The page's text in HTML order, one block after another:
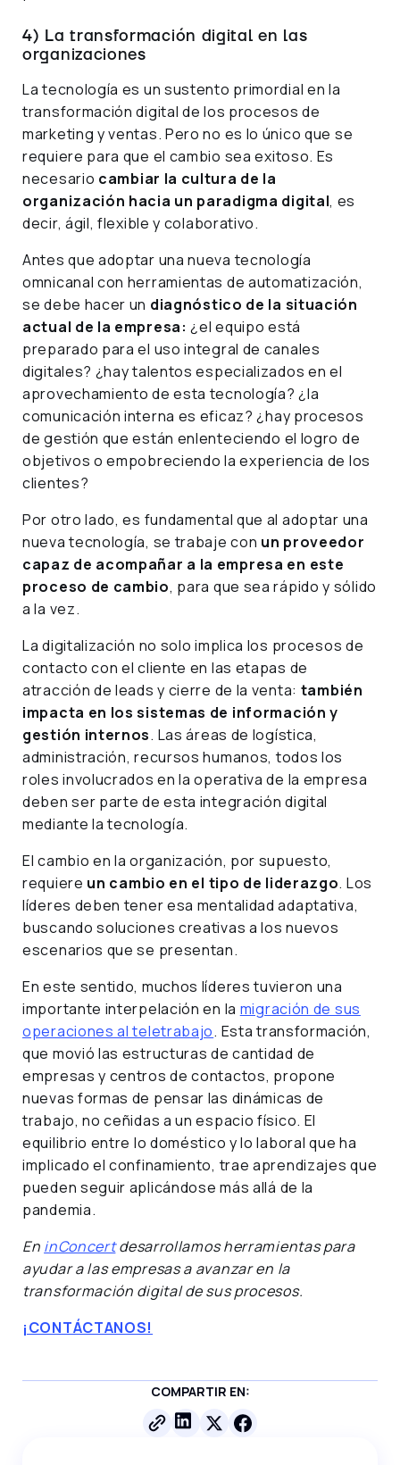
4) La transformación digital en las
organizaciones
La tecnología es un sustento primordial en la
transformación digital de los procesos de
marketing y ventas. Pero no es lo único que se
requiere para que el cambio sea exitoso. Es
necesario cambiar la cultura de la
organización hacia un paradigma digital, es
decir, ágil, flexible y colaborativo.
Antes que adoptar una nueva tecnología
omnicanal con herramientas de automatización,
se debe hacer un diagnóstico de la situación
actual de la empresa: ¿el equipo está
preparado para el uso integral de canales
digitales? ¿hay talentos especializados en el
aprovechamiento de esta tecnología? ¿la
comunicación interna es eficaz? ¿hay procesos
de gestión que están enlenteciendo el logro de
objetivos o empobreciendo la experiencia de los
clientes?
Por otro lado, es fundamental que al adoptar una
nueva tecnología, se trabaje con un proveedor
capaz de acompañar a la empresa en este
proceso de cambio, para que sea rápido y sólido
a la vez.
La digitalización no solo implica los procesos de
contacto con el cliente en las etapas de
atracción de leads y cierre de la venta: también
impacta en los sistemas de información y
gestión internos. Las áreas de logística,
administración, recursos humanos, todos los
roles involucrados en la operativa de la empresa
deben ser parte de esta integración digital
mediante la tecnología.
El cambio en la organización, por supuesto,
requiere un cambio en el tipo de liderazgo. Los
líderes deben tener esa mentalidad adaptativa,
buscando soluciones creativas a los nuevos
escenarios que se presentan.
En este sentido, muchos líderes tuvieron una
importante interpelación en la migración de sus
operaciones al teletrabajo. Esta transformación,
que movió las estructuras de cantidad de
empresas y centros de contactos, propone
nuevas formas de pensar las dinámicas de
trabajo, no ceñidas a un espacio físico. El
equilibrio entre lo doméstico y lo laboral que ha
implicado el confinamiento, trae aprendizajes que
pueden seguir aplicándose más allá de la
pandemia.
En inConcertdesarrollamos herramientas para
ayudar a las empresas a avanzar en la
transformación digital de sus procesos.
¡CONTÁCTANOS!
COMPARTIR EN: